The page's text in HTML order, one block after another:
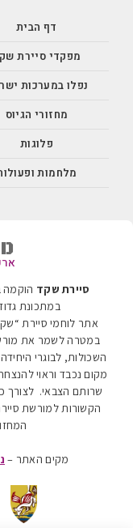
דף הבית
מפקדי סיירת
נפלו במערכות
מחזורי הגיוס
פלוגות
מלחמות
סיירת שקד
במתכונת
אתר לוחמי סיירת
במטרה לשמר את
השכולות, לבוגרי
מקום נכבד וראוי
שרותם הצבאי. לצורך
הקשורות למורשת סיירת שקד,
מקים האתר –